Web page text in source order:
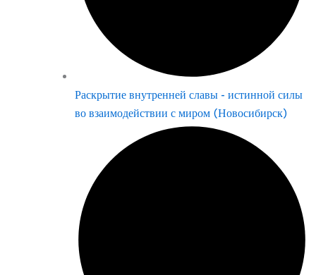
Раскрытие внутренней славы - истинной силы
во взаимодействии с миром (Новосибирск)